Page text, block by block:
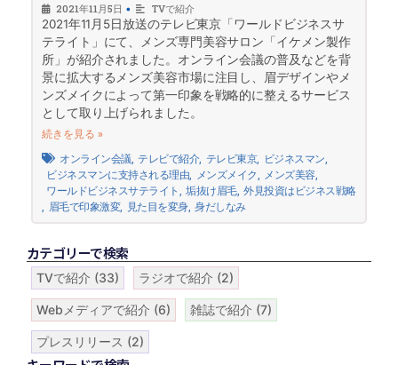
2021年11月5日 • TVで紹介
2021年11月5日放送のテレビ東京「ワールドビジネスサ
テライト」にて、メンズ専門美容サロン「イケメン製作
所」が紹介されました。オンライン会議の普及などを背
景に拡大するメンズ美容市場に注目し、眉デザインやメ
ンズメイクによって第一印象を戦略的に整えるサービス
として取り上げられました。
続きを見る »
オンライン会議 テレビで紹介, テレビ東京, ビジネスマン
ビジネスマンに支持される理由
メンズメイク メンズ美容,
ワールドビジネスサテライト
垢抜け眉毛, 外見投資はビジネス戦略
眉毛で印象激変, 見た目を変身, 身だしなみ
カテゴリーで検索
TVで紹介 (33) ラジオで紹介 (2)
Webメディアで紹介 (6) 雑誌で紹介 (7)
プレスリリース (2)